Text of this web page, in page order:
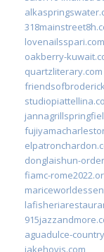
lovenailsspari.com
oakberry-
quartzliterary.com
donglaishun-
fiamc-
aguadulce-
jakehovis.com